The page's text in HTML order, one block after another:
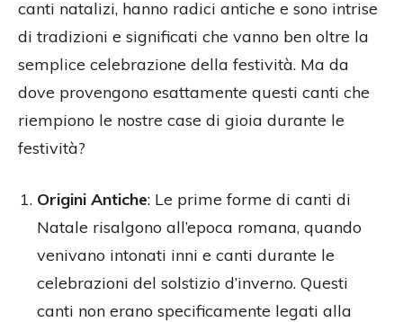
canti natalizi, hanno radici antiche e sono intrise
di tradizioni e significati che vanno ben oltre la
semplice celebrazione della festività. Ma da
dove provengono esattamente questi canti che
riempiono le nostre case di gioia durante le
festività?
Origini Antiche: Le prime forme di canti di
Natale risalgono all’epoca romana, quando
venivano intonati inni e canti durante le
celebrazioni del solstizio d’inverno. Questi
canti non erano specificamente legati alla